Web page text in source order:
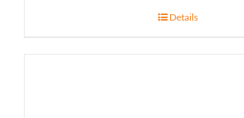
Details